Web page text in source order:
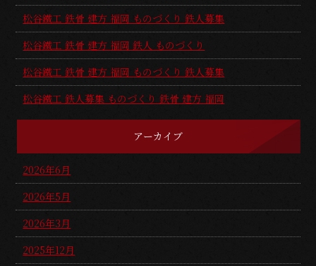
松谷鐵工 鉄骨 建方 福岡 ものづくり 鉄人募集
松谷鐵工 鉄骨 建方 福岡 鉄人 ものづくり
松谷鐵工 鉄骨 建方 福岡 ものづくり 鉄人募集
松谷鐵工 鉄人募集 ものづくり 鉄骨 建方 福岡
アーカイブ
2026年6月
2026年5月
2026年3月
2025年12月